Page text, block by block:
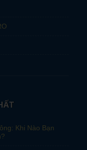
Khi Nào Bạn